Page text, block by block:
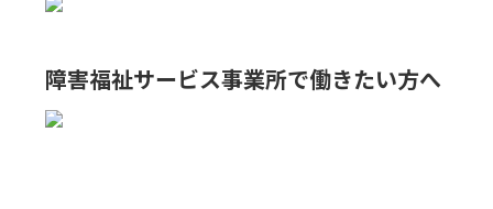
障害福祉サービス事業所で働きたい方へ